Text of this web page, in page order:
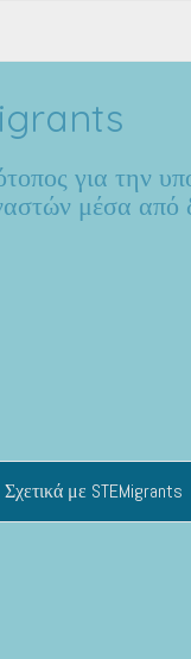
για την
μέσα από
Σχετικά με STEMigrants